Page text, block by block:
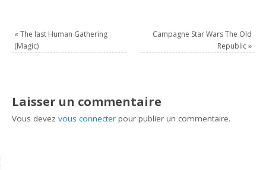
« The last Human Gathering
(Magic)
Campagne Star Wars The Old
Republic»
Laisser un commentaire
Vous devezvous connecter pour publier un commentaire.